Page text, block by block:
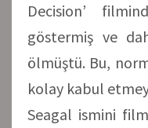
Decision’
göstermiş ve
ölmüştü. Bu,
kolay kabul
Seagal ismini